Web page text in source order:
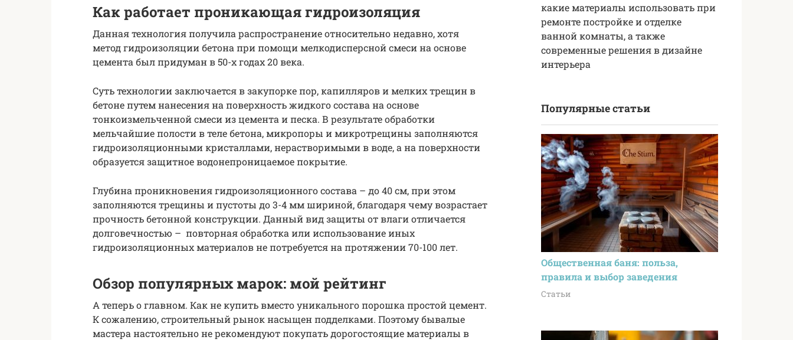
Как работает проникающая гидроизоляция
Данная технология получила распространение относительно недавно, хотя
метод гидроизоляции бетона при помощи мелкодисперсной смеси на основе
цемента был придуман в 50-х годах 20 века.
Суть технологии заключается в закупорке пор, капилляров и мелких трещин в
бетоне путем нанесения на поверхность жидкого состава на основе
тонкоизмельченной смеси из цемента и песка. В результате обработки
мельчайшие полости в теле бетона, микропоры и микротрещины заполняются
гидроизоляционными кристаллами, нерастворимыми в воде, а на поверхности
образуется защитное водонепроницаемое покрытие.
Глубина проникновения гидроизоляционного состава – до 40 см, при этом
заполняются трещины и пустоты до 3-4 мм шириной, благодаря чему возрастает
прочность бетонной конструкции. Данный вид защиты от влаги отличается
долговечностью – повторная обработка или использование иных
гидроизоляционных материалов не потребуется на протяжении 70-100 лет.
Обзор популярных марок: мой рейтинг
А теперь о главном. Как не купить вместо уникального порошка простой цемент.
К сожалению, строительный рынок насыщен подделками. Поэтому бывалые
мастера настоятельно не рекомендуют покупать дорогостоящие материалы в
какие материалы использовать при
ремонте постройке и отделке
ванной комнаты, а также
современные решения в дизайне
интерьера
Популярные статьи
Общественная баня: польза,
правила и выбор заведения
Статьи